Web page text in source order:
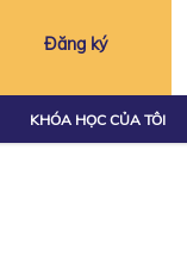
Đăng ký
KHÓA HỌC CỦA TÔI